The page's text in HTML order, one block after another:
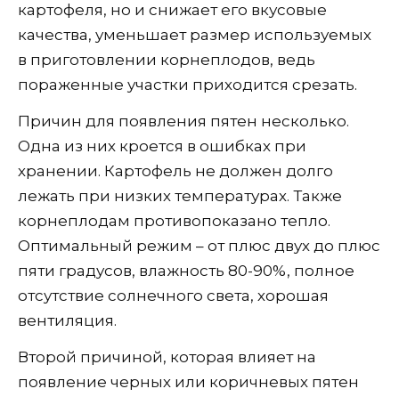
картофеля, но и снижает его вкусовые
качества, уменьшает размер используемых
в приготовлении корнеплодов, ведь
пораженные участки приходится срезать.
Причин для появления пятен несколько.
Одна из них кроется в ошибках при
хранении. Картофель не должен долго
лежать при низких температурах. Также
корнеплодам противопоказано тепло.
Оптимальный режим – от плюс двух до плюс
пяти градусов, влажность 80-90%, полное
отсутствие солнечного света, хорошая
вентиляция.
Второй причиной, которая влияет на
появление черных или коричневых пятен